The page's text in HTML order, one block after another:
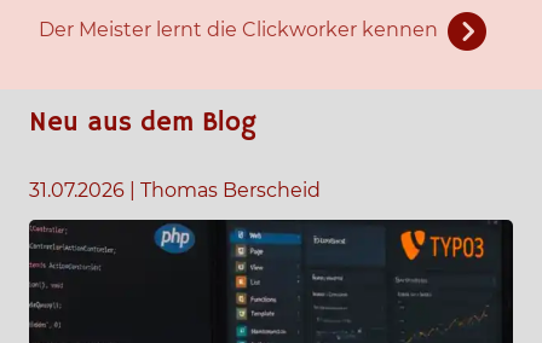
Der Meister lernt die Clickworker kennen
Neu aus dem Blog
31.07.2026 Thomas Berscheid